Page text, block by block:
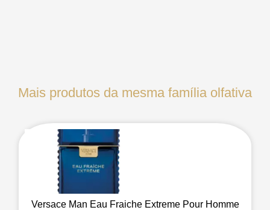
Mais produtos da mesma família olfativa
Versace Man Eau Fraiche Extreme Pour Homme